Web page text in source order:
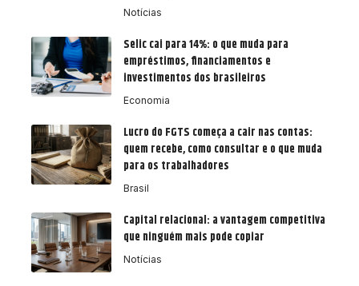
Notícias
Selic cai para 14%: o que muda para
empréstimos, financiamentos e
investimentos dos brasileiros
Economia
Lucro do FGTS começa a cair nas contas:
quem recebe, como consultar e o que muda
para os trabalhadores
Brasil
Capital relacional: a vantagem competitiva
que ninguém mais pode copiar
Notícias